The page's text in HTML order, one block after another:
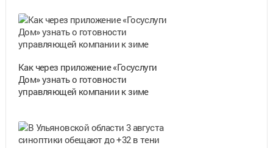
Как через приложение «Госуслуги
Дом» узнать о готовности
управляющей компании к зиме